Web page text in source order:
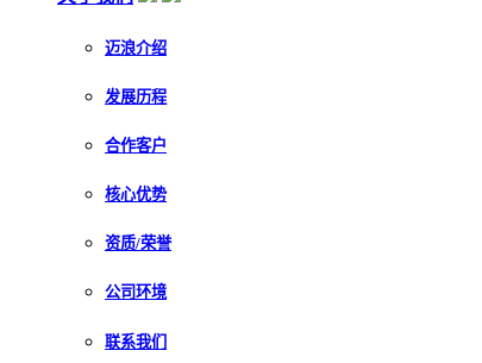
迈浪介绍
发展历程
合作客户
核心优势
资质/荣誉
公司环境
联系我们